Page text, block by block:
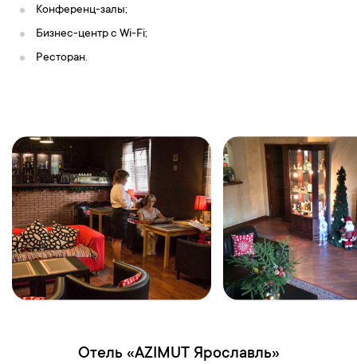
Конференц-залы;
Бизнес-центр с Wi-Fi;
Ресторан.
Отель «AZIMUT Ярославль»